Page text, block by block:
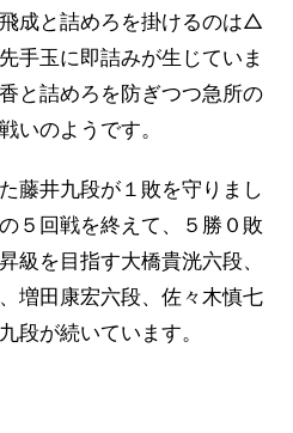
成と詰めろを掛けるのは△
手玉に即詰みが生じていま
と詰めろを防ぎつつ急所の
いのようです。
藤井九段が１敗を守りまし
５回戦を終えて、５勝０敗
級を目指す大橋貴洸六段、
増田康宏六段、佐々木慎七
段が続いています。